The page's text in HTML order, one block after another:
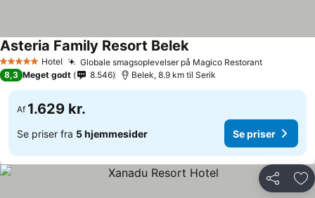
5 Stjerner Hotel Globale smagsoplevelser på Magico Restorant
Asteria Family Resort Belek
8,3 Meget godt 8.546 Belek, 8.9 km til Serik
Af 1.629 kr.
Se priser fra 5 hjemmesider Se priser
Del